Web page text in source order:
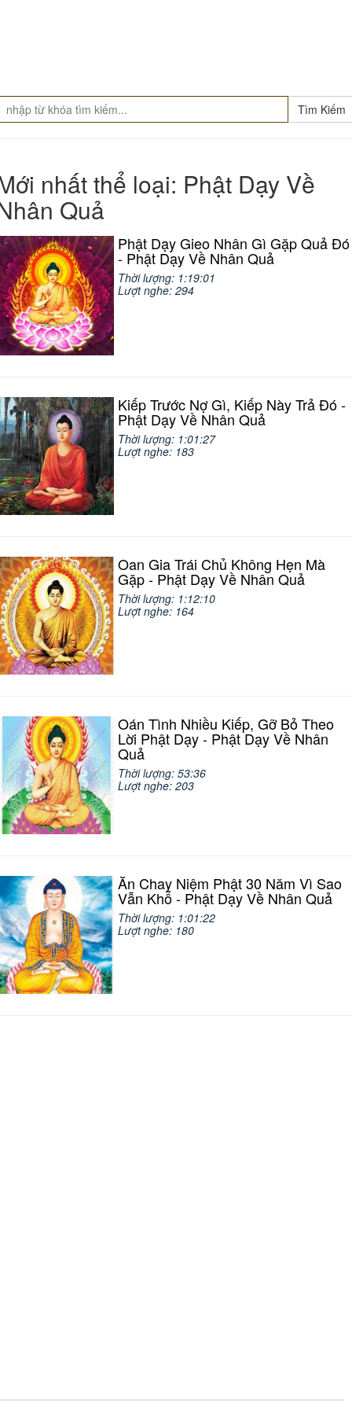
Tìm Kiếm
nhất thể loại: Phật Dạy Về
Quả
Phật Dạy Gieo Nhân Gì Gặp Quả Đó
- Phật Dạy Về Nhân Quả
Thời lượng: 1:19:01
Lượt nghe: 294
Kiếp Trước Nợ Gì, Kiếp Này Trả Đó -
Phật Dạy Về Nhân Quả
Thời lượng: 1:01:27
Lượt nghe: 183
Oan Gia Trái Chủ Không Hẹn Mà
Gặp - Phật Dạy Về Nhân Quả
Thời lượng: 1:12:10
Lượt nghe: 164
Oán Tình Nhiều Kiếp, Gỡ Bỏ Theo
Lời Phật Dạy - Phật Dạy Về Nhân
Quả
Thời lượng: 53:36
Lượt nghe: 203
Ăn Chay Niệm Phật 30 Năm Vì Sao
Vẫn Khổ - Phật Dạy Về Nhân Quả
Thời lượng: 1:01:22
Lượt nghe: 180